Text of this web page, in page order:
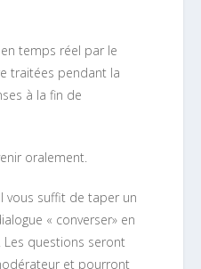
temps réel par le
traitées pendant la
à la fin de
oralement.
vous suffit de taper un
« converser» en
questions seront
et pourront